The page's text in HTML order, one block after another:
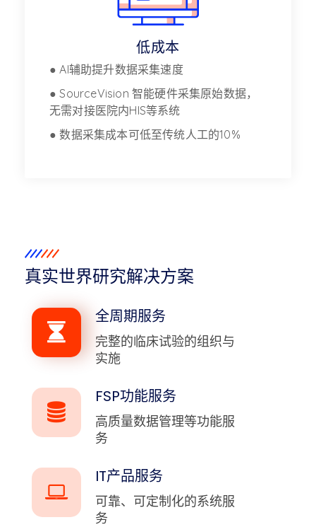
低成本
● AI辅助提升数据采集速度
● SourceVision 智能硬件采集原始数据，
无需对接医院内HIS等系统
● 数据采集成本可低至传统人工的10%
真实世界研究解决方案
全周期服务
完整的临床试验的组织与
实施
FSP功能服务
高质量数据管理等功能服
务
IT产品服务
可靠、可定制化的系统服
务